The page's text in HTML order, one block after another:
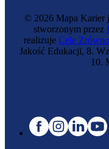
© 2026 Mapa Karier
stworzonym przez
realizuje Cele
Jakość Edukacji, 8.
10.